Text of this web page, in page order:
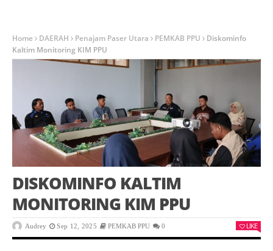
Home DAERAH Penajam Paser Utara PEMKAB PPU
Diskominfo
Kaltim Monitoring KIM PPU
DISKOMINFO KALTIM
MONITORING KIM PPU
Audrey Sep 12, 2025 PEMKAB PPU 0 LIKE